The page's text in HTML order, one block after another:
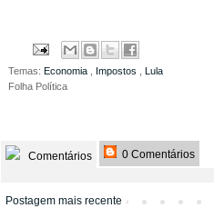
Temas: Economia Impostos
Lula
Folha Política
Comentários 0 Comentários
Postagem mais recente